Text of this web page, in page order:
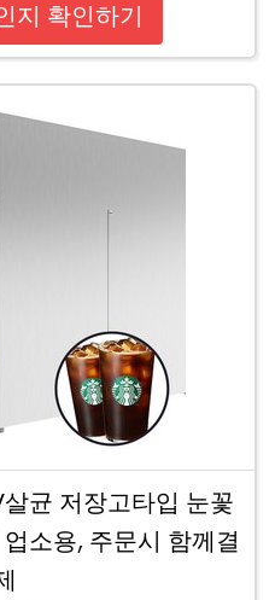
지 확인하기
균 저장고타입 눈꽃
소용, 주문시 함께결